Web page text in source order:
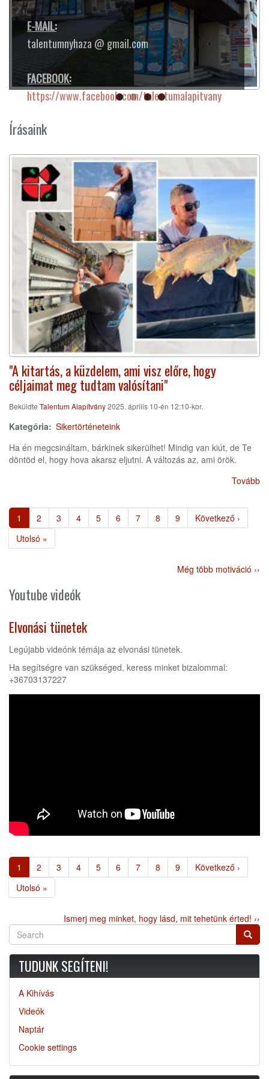
E-MAIL:
talentumnyhaza @ gmail.com
FACEBOOK:
https://www.facebook.com/talentumalapitvany
Írásaink
"A kitartás, a küzdelem, ami visz előre, hogy
céljaimat meg tudtam valósítani"
Beküldte Talentum Alapítvány2025. április 10-én 12:10-kor.
Kategória
Sikertörténeteink
Ha én megcsináltam, bárkinek sikerülhet! Mindig van kiút, de Te
döntöd el, hogy hova akarsz eljutni. A változás az, ami örök.
Tovább
Oldalszámozás
Jelenlegi
oldal
1 Page
2 Page
3 Page
4 Page
5 Page
6 Page
7 Page
8 Page
9
Következő
oldal
Következő ›
Utolsó
oldal
Utolsó »
Még több motiváció ››
Youtube videók
Elvonási tünetek
Legújabb videónk témája az elvonási tünetek.
Ha segítségre van szükséged, keress minket bizalommal:
+36703137227
Oldalszámozás
Jelenlegi
oldal
1 Page
2 Page
3 Page
4 Page
5 Page
6 Page
7 Page
8 Page
9
Következő
oldal
Következő ›
Utolsó
oldal
Utolsó »
Ismerj meg minket, hogy lásd, mit tehetünk érted! ››
Search
TUDUNK SEGÍTENI!
A Kihívás
Videók
Naptár
Cookie settings